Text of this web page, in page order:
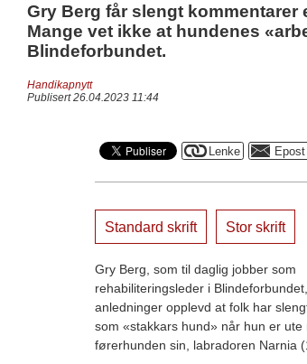
Gry Berg får slengt
Mange vet ikke at hundenes
Blindeforbundet.
Handikapnytt
Publisert 26.04.2023 11:44
Standard skrift Stor skrift
Gry Berg, som til daglig jobber som
rehabiliteringsleder i
anledninger opplevd at folk har
som «stakkars hund» når hun er ute
førerhunden sin, labradoren Narnia